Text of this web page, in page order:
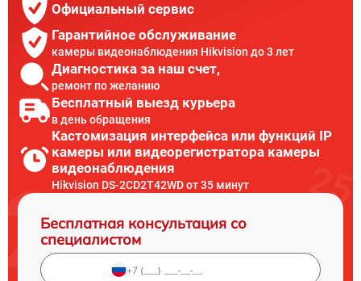
Официальный сервис
Гарантийное обслуживание
камеры видеонаблюдения Hikvision до 3 лет
Диагностика за наш счет,
ремонт по желанию
Бесплатный выезд курьера
в день обращения
Кастомизация интерфейса или функций IP
камеры или видеорегистратора камеры
видеонаблюдения
Hikvision DS-2CD2T42WD от 35 минут
Бесплатная консультация со
специалистом